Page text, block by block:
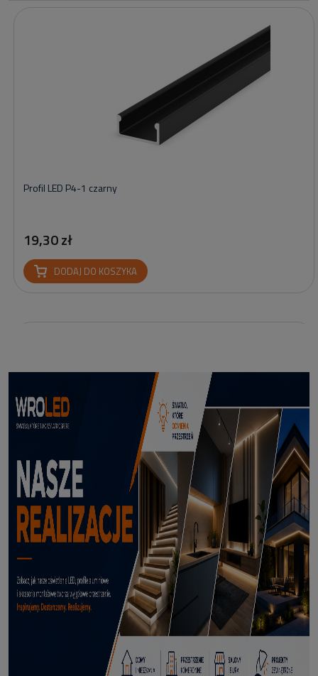
Profil LED P4-1 czarny
19,30 zł
DODAJ DO KOSZYKA
Profil led Profil LED P6-2 ½ biały 3m
70,50 zł
DODAJ DO KOSZYKA